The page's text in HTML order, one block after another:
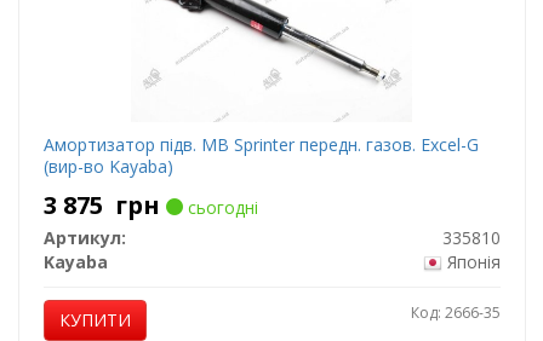
Амортизатор підв. MB Sprinter передн. газов. Excel-G
(вир-во Kayaba)
3 875 грн
сьогодні
Артикул:
335810
Kayaba
Японія
КУПИТИ Код: 2666-35